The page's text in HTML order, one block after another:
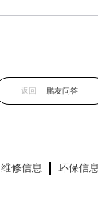
返回 鹏友问答
维修信息 环保信息